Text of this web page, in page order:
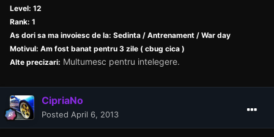
Level: 12
Rank: 1
As dori sa ma invoiesc de la: Sedinta / Antrenament / War day
Motivul: Am fost banat pentru 3 zile ( cbug cica )
Alte precizari: Multumesc pentru intelegere.
CipriaNo
Posted April 6, 2013